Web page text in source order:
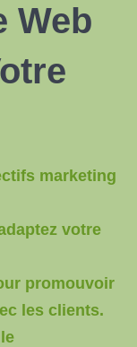
Web
marketing
votre
promouvoir
les clients.